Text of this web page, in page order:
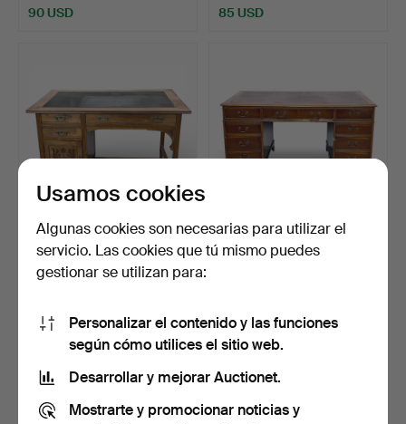
90 USD 85 USD
ESCRITORIO,
independiente. Un estilo Art
N…
Subastado 28 feb 2026
80 USD
ESCRITORIO, tejo, 3 piezas,
estilo inglés,…
74 USD
Usamos cookies
Algunas cookies son necesarias para utilizar el
servicio. Las cookies que tú mismo puedes
gestionar se utilizan para:
Personalizar el contenido y las funciones
según cómo utilices el sitio web.
Desarrollar y mejorar Auctionet.
Mostrarte y promocionar noticias y